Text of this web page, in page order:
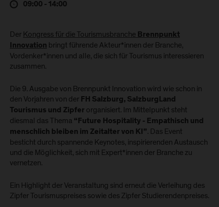
09:00 - 14:00
Der Kongress für die Tourismusbranche Brennpunkt
Innovation bringt führende Akteur*innen der Branche,
Vordenker*innen und alle, die sich für Tourismus interessieren
zusammen.
Die 9. Ausgabe von Brennpunkt Innovation wird wie schon in
den Vorjahren von der FH Salzburg, SalzburgLand
Tourismus und Zipfer organisiert. Im Mittelpunkt steht
diesmal das Thema “Future Hospitality - Empathisch und
menschlich bleiben im Zeitalter von KI”. Das Event
besticht durch spannende Keynotes, inspirierenden Austausch
und die Möglichkeit, sich mit Expert*innen der Branche zu
vernetzen.
Ein Highlight der Veranstaltung sind erneut die Verleihung des
Zipfer Tourismuspreises sowie des Zipfer Studierendenpreises.